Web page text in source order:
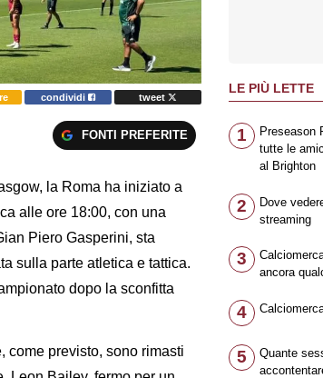
condividi
tweet
FONTI PREFERITE
la Roma ha iniziato a
alle ore 18:00, con una
Piero Gasperini, sta
sulla parte atletica e tattica.
dopo la sconfitta
come previsto, sono rimasti
LE PIÙ LETTE
1
Preseason
tutte le
al Brighton
2
Dove
streaming
3
ancora
4
5
Quante